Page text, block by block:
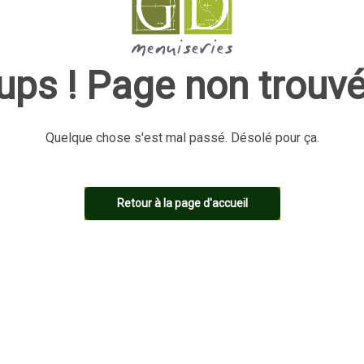
! Page non
Quelque chose s'est mal passé. Désolé pour ça.
Retour à la page d'accueil